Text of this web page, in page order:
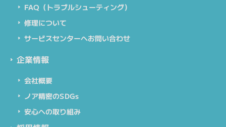
FAQ（トラブルシューティング）
修理について
サービスセンターへお問い合わせ
企業情報
会社概要
ノア精密のSDGs
安心への取り組み